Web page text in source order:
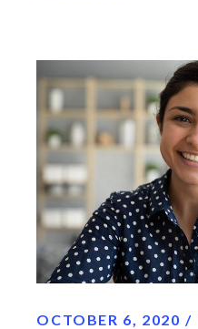
OCTOBER 6, 2020